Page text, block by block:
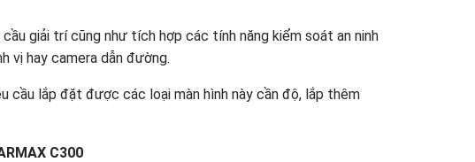
giải trí cũng như tích hợp các tính năng kiểm soát an ninh
vị hay camera dẫn đường.
cầu lắp đặt được các loại màn hình này cần độ, lắp thêm
C300